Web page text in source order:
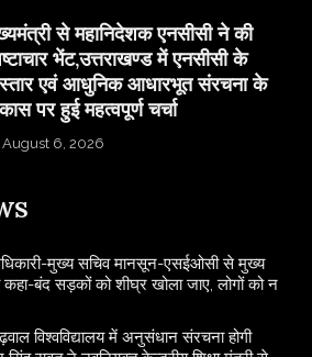
से महानिदेशक एनसीसी ने की
भेंट,उत्तराखण्ड में एनसीसी के
एवं आधुनिक आधारभूत संरचना के
पर हुई महत्वपूर्ण चर्चा
August 6, 2026
मुख्य सचिव मानसून-एसईओसी से मुख्य
कहा-बंद सड़कों को शीघ्र खोला जाए, लोगों को न
विश्वविद्यालय में अनुसंधान संरचना होगी